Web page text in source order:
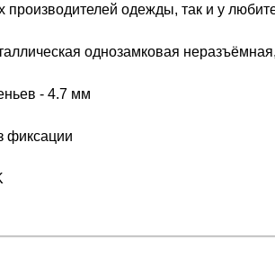
производителей одежды, так и у
однозамковая
- 4.7 мм
фиксации